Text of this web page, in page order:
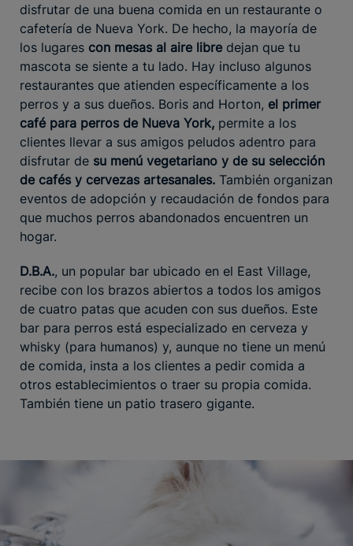
disfrutar de una buena comida en un restaurante o
cafetería de Nueva York. De hecho, la mayoría de
los lugares con mesas al aire libre dejan que tu
mascota se siente a tu lado. Hay incluso algunos
restaurantes que atienden específicamente a los
perros y a sus dueños. Boris and Horton, el primer
café para perros de Nueva York, permite a los
clientes llevar a sus amigos peludos adentro para
disfrutar de su menú vegetariano y de su selección
de cafés y cervezas artesanales. También organizan
eventos de adopción y recaudación de fondos para
que muchos perros abandonados encuentren un
hogar.
D.B.A., un popular bar ubicado en el East Village,
recibe con los brazos abiertos a todos los amigos
de cuatro patas que acuden con sus dueños. Este
bar para perros está especializado en cerveza y
whisky (para humanos) y, aunque no tiene un menú
de comida, insta a los clientes a pedir comida a
otros establecimientos o traer su propia comida.
También tiene un patio trasero gigante.